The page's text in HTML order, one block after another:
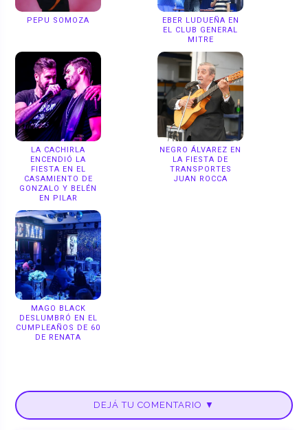
PEPU SOMOZA
EBER LUDUEÑA EN
EL CLUB GENERAL
MITRE
LA CACHIRLA
ENCENDIÓ LA
FIESTA EN EL
CASAMIENTO DE
GONZALO Y BELÉN
EN PILAR
NEGRO ÁLVAREZ EN
LA FIESTA DE
TRANSPORTES
JUAN ROCCA
MAGO BLACK
DESLUMBRÓ EN EL
CUMPLEAÑOS DE 60
DE RENATA
DEJÁ TU COMENTARIO ▼